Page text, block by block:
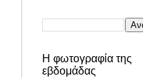
Η φωτογραφία της
εβδομάδας